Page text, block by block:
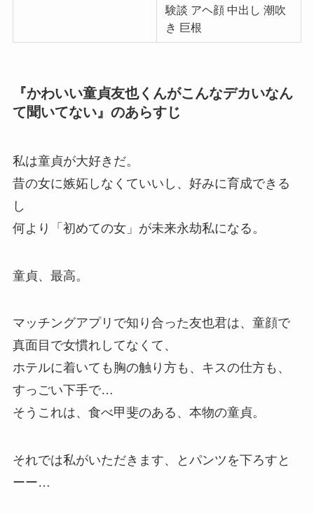
験談 アヘ顔 中出し 潮吹
き 巨根
『かわいい童貞友也くんがこんなデカいなん
て聞いてない』のあらすじ
私は童貞が大好きだ。
昔の女に嫉妬しなくていいし、好みに育成できる
し
何より「初めての女」が未来永劫私になる。
童貞、最高。
マッチングアプリで知り合った友也君は、童顔で
真面目で女慣れしてなくて、
ホテルに着いても胸の触り方も、キスの仕方も、
すっごい下手で…
そうこれは、食べ甲斐のある、本物の童貞。
それでは私がいただきます、とパンツを下ろすと
ーー…